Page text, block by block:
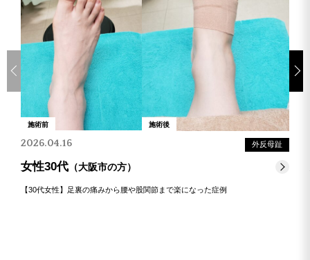
施術前 施術後
2026.04.16 外反母趾
女性30代 （大阪市の方）
【30代女性】足裏の痛みから腰や股関節まで楽になった症例